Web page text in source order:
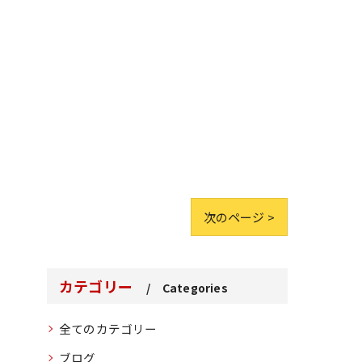
次のページ >
カテゴリー Categories
全てのカテゴリー
ブログ